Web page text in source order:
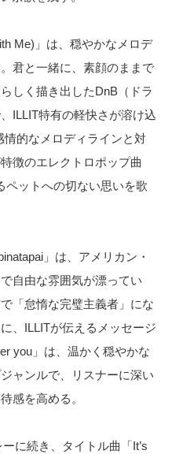
Me)」は、穏やかなメロデ
君と一緒に、素顔のままで
しく描き出したDnB（ドラ
ILLIT特有の軽快さが溶け込
情的なメロディラインと対
徴のエレクトロポップ曲
ペットへの切ない思いを歌
」は、アメリカン・
自由な雰囲気が漂ってい
「怠惰な完璧主義者」にな
、ILLITが伝えるメッセージ
you」は、温かく穏やかな
ャンルで、リスナーに深い
感を高める。
に続き、タイトル曲「It’s